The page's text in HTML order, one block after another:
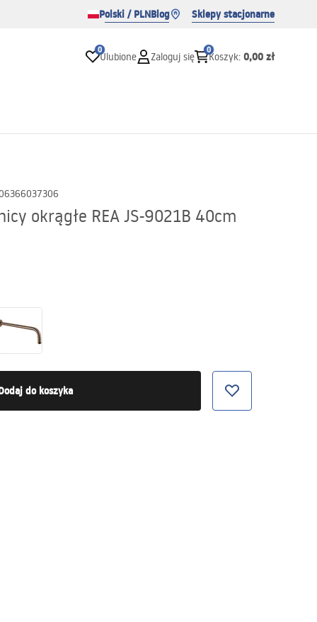
Polski / PLNBlog Sklepy stacjonarne
0
Ulubione Zaloguj się
0
Koszyk: 0,00 zł
okrągłe REA JS-9021B 40cm
do koszyka